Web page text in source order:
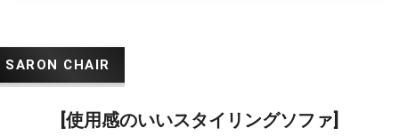
[使用感のいいスタイリングソファ]